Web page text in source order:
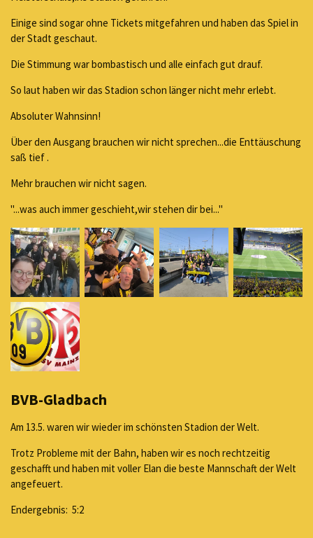
Einige sind sogar ohne Tickets mitgefahren und haben das Spiel in
der Stadt geschaut.
Die Stimmung war bombastisch und alle einfach gut drauf.
So laut haben wir das Stadion schon länger nicht mehr erlebt.
Absoluter Wahnsinn!
Über den Ausgang brauchen wir nicht sprechen...die Enttäuschung
saß tief .
Mehr brauchen wir nicht sagen.
"...was auch immer geschieht,wir stehen dir bei..."
BVB-Gladbach
Am 13.5. waren wir wieder im schönsten Stadion der Welt.
Trotz Probleme mit der Bahn, haben wir es noch rechtzeitig
geschafft und haben mit voller Elan die beste Mannschaft der Welt
angefeuert.
Endergebnis: 5:2